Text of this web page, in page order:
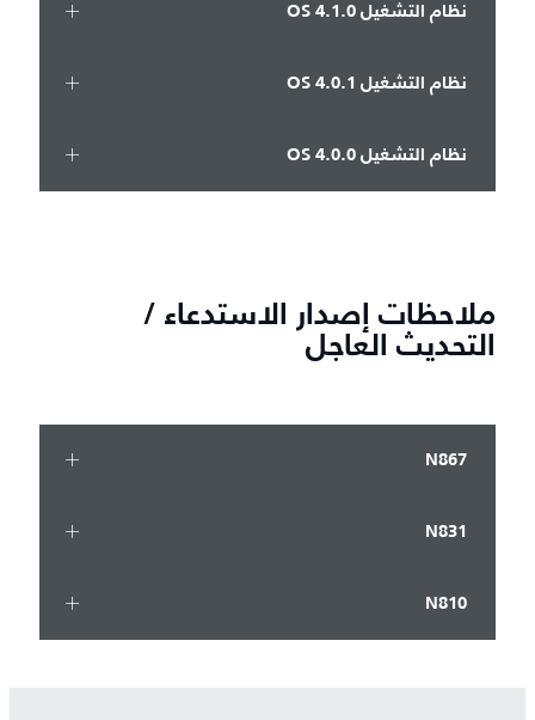
نظام التشغيل OS 4.1.0
نظام التشغيل OS 4.0.1
نظام التشغيل OS 4.0.0
ملاحظات إصدار الاستدعاء /
التحديث العاجل
N867
N831
N810